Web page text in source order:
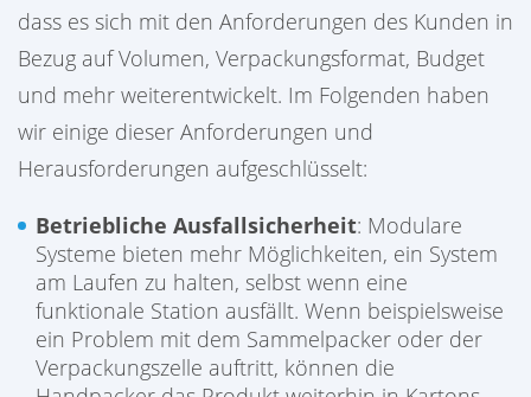
dass es sich mit den Anforderungen des Kunden in
Bezug auf Volumen, Verpackungsformat, Budget
und mehr weiterentwickelt. Im Folgenden haben
wir einige dieser Anforderungen und
Herausforderungen aufgeschlüsselt:
Betriebliche Ausfallsicherheit: Modulare
Systeme bieten mehr Möglichkeiten, ein System
am Laufen zu halten, selbst wenn eine
funktionale Station ausfällt. Wenn beispielsweise
ein Problem mit dem Sammelpacker oder der
Verpackungszelle auftritt, können die